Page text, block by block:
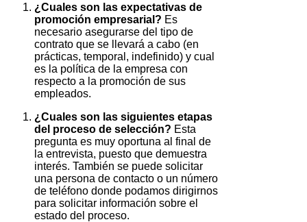
¿Cuales son las expectativas de
promoción empresarial? Es
necesario asegurarse del tipo de
contrato que se llevará a cabo (en
prácticas, temporal, indefinido) y cual
es la política de la empresa con
respecto a la promoción de sus
empleados.
¿Cuales son las siguientes etapas
del proceso de selección? Esta
pregunta es muy oportuna al final de
la entrevista, puesto que demuestra
interés. También se puede solicitar
una persona de contacto o un número
de teléfono donde podamos dirigirnos
para solicitar información sobre el
estado del proceso.